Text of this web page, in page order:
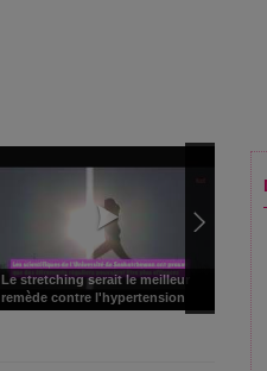
Le stretching serait le meilleur
remède contre l'hypertension
Le